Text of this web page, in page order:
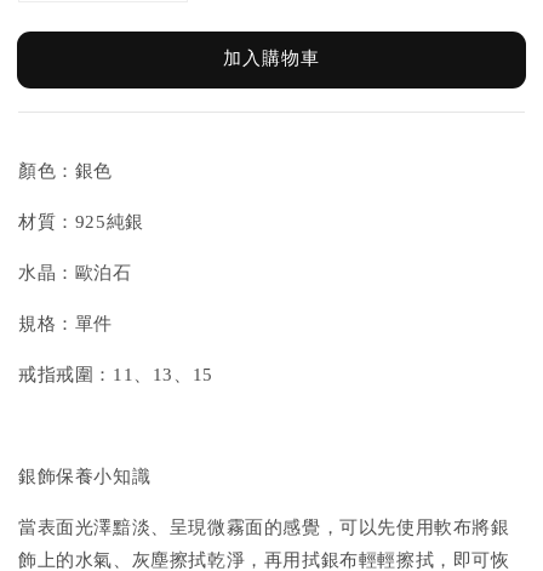
加入購物車
顏色：銀色
材質：925純銀
水晶：歐泊石
規格：單件
戒指戒圍：11、13、15
銀飾保養小知識
當表面光澤黯淡、呈現微霧面的感覺，可以先使用軟布將銀
飾上的水氣、灰塵擦拭乾淨，再用拭銀布輕輕擦拭，即可恢